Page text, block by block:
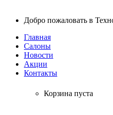
Добро пожаловать в
Главная
Салоны
Новости
Aкции
Контакты
Корзина пуста